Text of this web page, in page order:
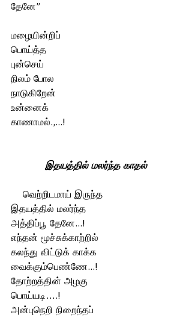
தேனே”
மழையின்றிப்
பொய்த்த
புன்செய்
நிலம் போல
நாடுகிறேன்
உன்னைக்
காணாமல்.,...!
இதயத்தில் மலர்ந்த காதல்
வெற்றிடமாய் இருந்த
இதயத்தில் மலர்ந்த
அத்திப்பூ தேனே...!
எந்தன் மூச்சுக்காற்றில்
கலந்து விட்டுக் காக்க
வைக்கும்பெண்ணே...!
தோற்றத்தின் அழகு
பொய்யடி….!
அன்புநெறி நிறைந்தப்